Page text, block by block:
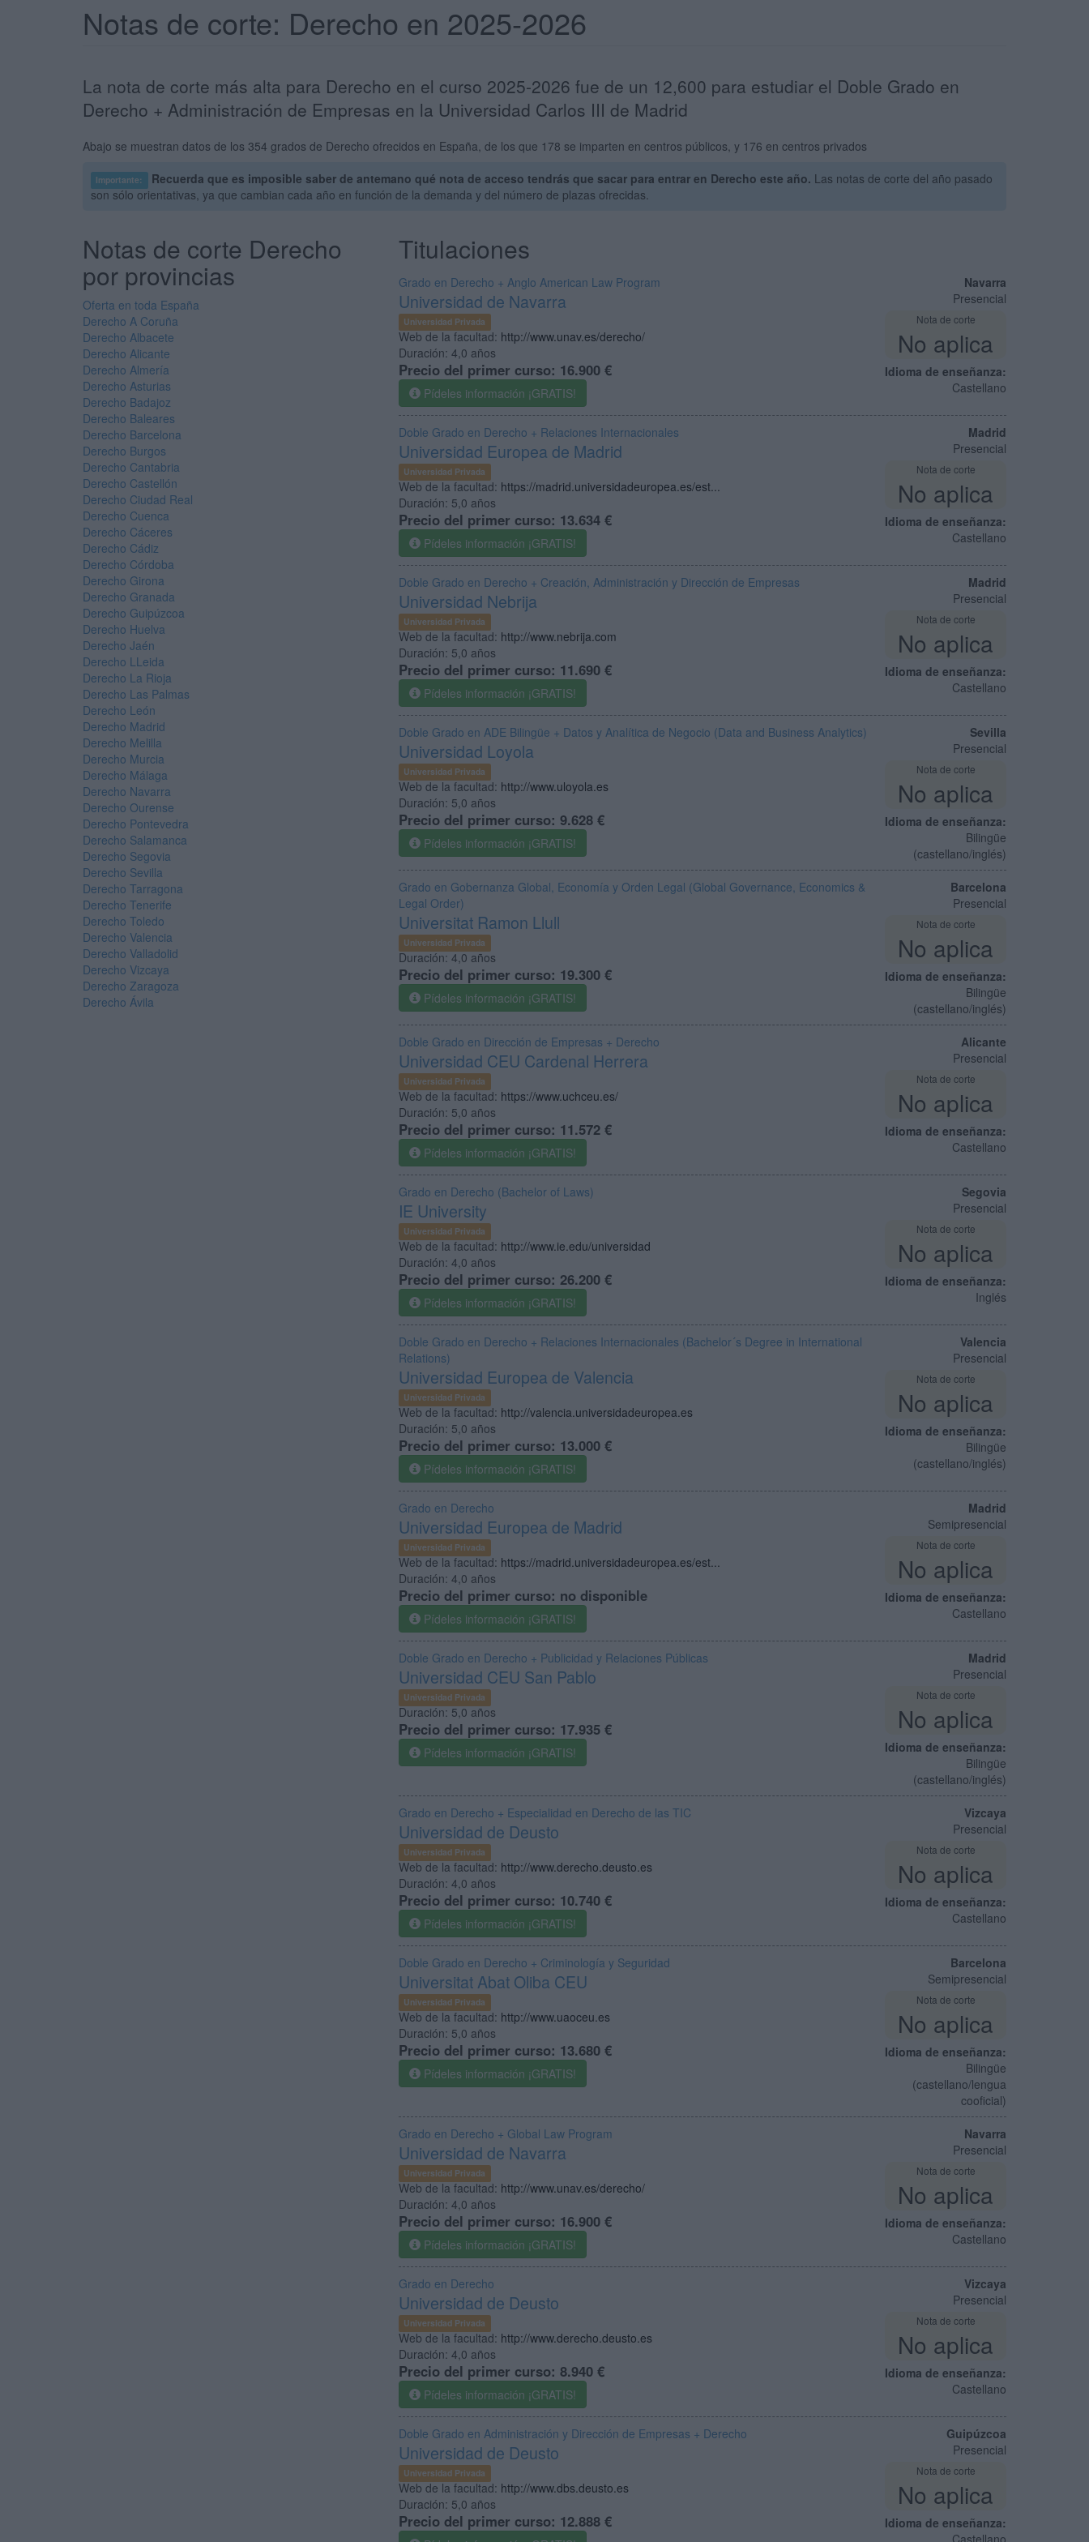
Notas de corte: Derecho en 2025-2026
La nota de corte más alta para Derecho en el curso 2025-2026 fue de un 12,600 para estudiar el Doble Grado en
Derecho + Administración de Empresas en la Universidad Carlos III de Madrid
Abajo se muestran datos de los 354 grados de Derecho ofrecidos en España, de los que 178 se imparten en centros públicos, y 176 en centros privados
Importante: Recuerda que es imposible saber de antemano qué nota de acceso tendrás que sacar para entrar en Derecho este año. Las notas de corte del año pasado
son sólo orientativas, ya que cambian cada año en función de la demanda y del número de plazas ofrecidas.
Titulaciones
Navarra
Presencial
Nota de corte
No aplica
Idioma de enseñanza:
Castellano
Grado en Derecho + Anglo American Law Program
Universidad de Navarra
Universidad Privada
Web de la facultad: http://www.unav.es/derecho/
Duración: 4,0 años
Precio del primer curso: 16.900 €
Pídeles información ¡GRATIS!
Madrid
Presencial
Nota de corte
No aplica
Idioma de enseñanza:
Castellano
Doble Grado en Derecho + Relaciones Internacionales
Universidad Europea de Madrid
Universidad Privada
Web de la facultad: https://madrid.universidadeuropea.es/est...
Duración: 5,0 años
Precio del primer curso: 13.634 €
Pídeles información ¡GRATIS!
Madrid
Presencial
Nota de corte
No aplica
Idioma de enseñanza:
Castellano
Doble Grado en Derecho + Creación, Administración y Dirección de Empresas
Universidad Nebrija
Universidad Privada
Web de la facultad: http://www.nebrija.com
Duración: 5,0 años
Precio del primer curso: 11.690 €
Pídeles información ¡GRATIS!
Sevilla
Presencial
Nota de corte
No aplica
Idioma de enseñanza:
Bilingüe
(castellano/inglés)
Doble Grado en ADE Bilingüe + Datos y Analítica de Negocio (Data and Business Analytics)
Universidad Loyola
Universidad Privada
Web de la facultad: http://www.uloyola.es
Duración: 5,0 años
Precio del primer curso: 9.628 €
Pídeles información ¡GRATIS!
Barcelona
Presencial
Nota de corte
No aplica
Idioma de enseñanza:
Bilingüe
(castellano/inglés)
Grado en Gobernanza Global, Economía y Orden Legal (Global Governance, Economics &
Legal Order)
Universitat Ramon Llull
Universidad Privada
Duración: 4,0 años
Precio del primer curso: 19.300 €
Pídeles información ¡GRATIS!
Alicante
Presencial
Nota de corte
No aplica
Idioma de enseñanza:
Castellano
Doble Grado en Dirección de Empresas + Derecho
Universidad CEU Cardenal Herrera
Universidad Privada
Web de la facultad: https://www.uchceu.es/
Duración: 5,0 años
Precio del primer curso: 11.572 €
Pídeles información ¡GRATIS!
Segovia
Presencial
Nota de corte
No aplica
Idioma de enseñanza:
Inglés
Grado en Derecho (Bachelor of Laws)
IE University
Universidad Privada
Web de la facultad: http://www.ie.edu/universidad
Duración: 4,0 años
Precio del primer curso: 26.200 €
Pídeles información ¡GRATIS!
Valencia
Presencial
Nota de corte
No aplica
Idioma de enseñanza:
Bilingüe
(castellano/inglés)
Doble Grado en Derecho + Relaciones Internacionales (Bachelor´s Degree in International
Relations)
Universidad Europea de Valencia
Universidad Privada
Web de la facultad: http://valencia.universidadeuropea.es
Duración: 5,0 años
Precio del primer curso: 13.000 €
Pídeles información ¡GRATIS!
Madrid
Semipresencial
Nota de corte
No aplica
Idioma de enseñanza:
Castellano
Grado en Derecho
Universidad Europea de Madrid
Universidad Privada
Web de la facultad: https://madrid.universidadeuropea.es/est...
Duración: 4,0 años
Precio del primer curso: no disponible
Pídeles información ¡GRATIS!
Madrid
Presencial
Nota de corte
No aplica
Idioma de enseñanza:
Bilingüe
(castellano/inglés)
Doble Grado en Derecho + Publicidad y Relaciones Públicas
Universidad CEU San Pablo
Universidad Privada
Duración: 5,0 años
Precio del primer curso: 17.935 €
Pídeles información ¡GRATIS!
Vizcaya
Presencial
Nota de corte
No aplica
Idioma de enseñanza:
Castellano
Grado en Derecho + Especialidad en Derecho de las TIC
Universidad de Deusto
Universidad Privada
Web de la facultad: http://www.derecho.deusto.es
Duración: 4,0 años
Precio del primer curso: 10.740 €
Pídeles información ¡GRATIS!
Barcelona
Semipresencial
Nota de corte
No aplica
Idioma de enseñanza:
Bilingüe
(castellano/lengua
cooficial)
Doble Grado en Derecho + Criminología y Seguridad
Universitat Abat Oliba CEU
Universidad Privada
Web de la facultad: http://www.uaoceu.es
Duración: 5,0 años
Precio del primer curso: 13.680 €
Pídeles información ¡GRATIS!
Navarra
Presencial
Nota de corte
No aplica
Idioma de enseñanza:
Castellano
Grado en Derecho + Global Law Program
Universidad de Navarra
Universidad Privada
Web de la facultad: http://www.unav.es/derecho/
Duración: 4,0 años
Precio del primer curso: 16.900 €
Pídeles información ¡GRATIS!
Vizcaya
Presencial
Nota de corte
No aplica
Idioma de enseñanza:
Castellano
Grado en Derecho
Universidad de Deusto
Universidad Privada
Web de la facultad: http://www.derecho.deusto.es
Duración: 4,0 años
Precio del primer curso: 8.940 €
Pídeles información ¡GRATIS!
Guipúzcoa
Presencial
Nota de corte
No aplica
Idioma de enseñanza:
Doble Grado en Administración y Dirección de Empresas + Derecho
Universidad de Deusto
Universidad Privada
Web de la facultad: http://www.dbs.deusto.es
Duración: 5,0 años
Precio del primer curso: 12.888 €
Notas de corte Derecho
por provincias
Oferta en toda España
Derecho A Coruña
Derecho Albacete
Derecho Alicante
Derecho Almería
Derecho Asturias
Derecho Badajoz
Derecho Baleares
Derecho Barcelona
Derecho Burgos
Derecho Cantabria
Derecho Castellón
Derecho Ciudad Real
Derecho Cuenca
Derecho Cáceres
Derecho Cádiz
Derecho Córdoba
Derecho Girona
Derecho Granada
Derecho Guipúzcoa
Derecho Huelva
Derecho Jaén
Derecho LLeida
Derecho La Rioja
Derecho Las Palmas
Derecho León
Derecho Madrid
Derecho Melilla
Derecho Murcia
Derecho Málaga
Derecho Navarra
Derecho Ourense
Derecho Pontevedra
Derecho Salamanca
Derecho Segovia
Derecho Sevilla
Derecho Tarragona
Derecho Tenerife
Derecho Toledo
Derecho Valencia
Derecho Valladolid
Derecho Vizcaya
Derecho Zaragoza
Derecho Ávila